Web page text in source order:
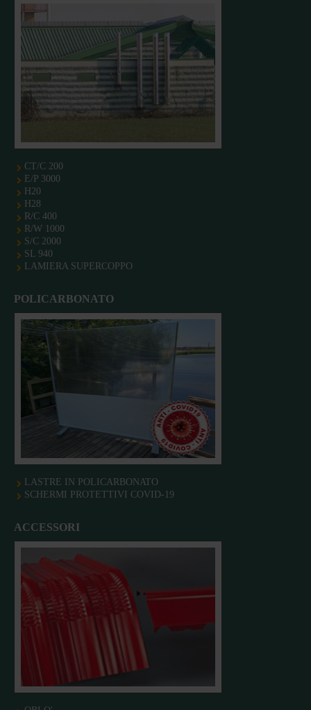
CT/C 200
E/P 3000
H20
H28
R/C 400
R/W 1000
S/C 2000
SL 940
LAMIERA SUPERCOPPO
POLICARBONATO
LASTRE IN POLICARBONATO
SCHERMI PROTETTIVI COVID-19
ACCESSORI